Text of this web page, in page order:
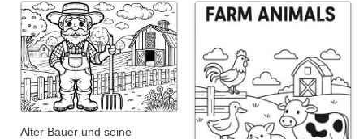
Alter Bauer und seine